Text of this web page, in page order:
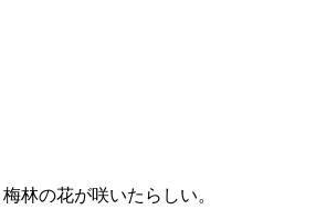
林の花が咲いたらしい。